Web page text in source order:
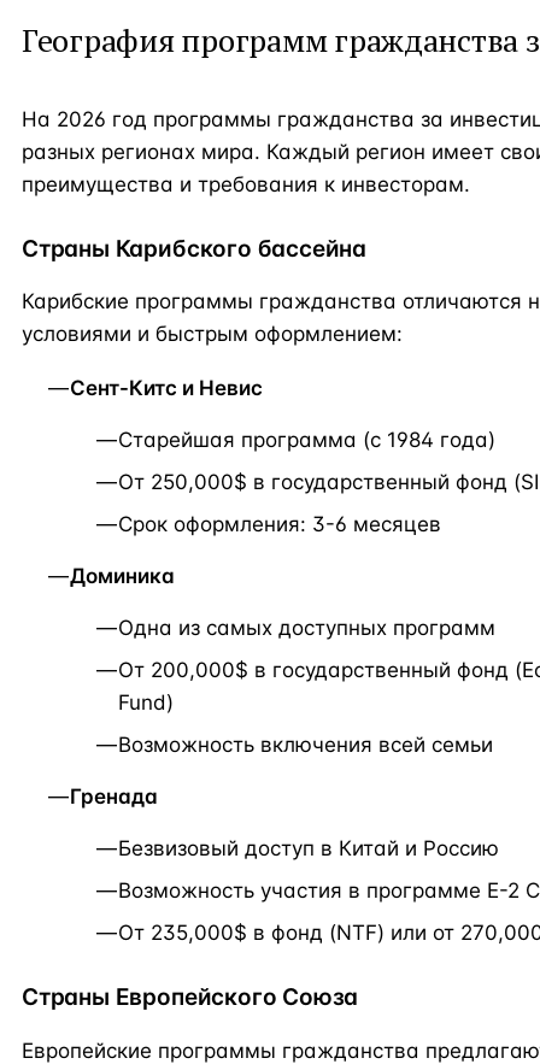
География программ гражданства
На 2026 год программы гражданства за
разных регионах мира. Каждый регион имеет
преимущества и требования к инвесторам.
Страны Карибского бассейна
Карибские программы гражданства отличаются
условиями и быстрым оформлением:
Сент-Китс и Невис
Старейшая программа (с 1984 года)
От 250,000$ в государственный фонд
Срок оформления: 3-6 месяцев
Доминика
Одна из самых доступных программ
От 200,000$ в государственный фонд
Fund)
Возможность включения всей семьи
Гренада
Безвизовый доступ в Китай и Россию
Возможность участия в программе E-2
От 235,000$ в фонд (NTF) или от
Страны Европейского Союза
Европейские программы гражданства